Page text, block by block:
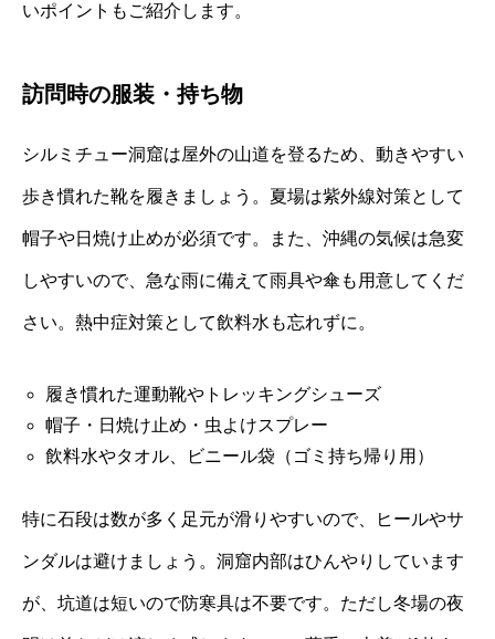
いポイントもご紹介します。
訪問時の服装・持ち物
シルミチュー洞窟は屋外の山道を登るため、動きやすい
歩き慣れた靴を履きましょう。夏場は紫外線対策として
帽子や日焼け止めが必須です。また、沖縄の気候は急変
しやすいので、急な雨に備えて雨具や傘も用意してくだ
さい。熱中症対策として飲料水も忘れずに。
履き慣れた運動靴やトレッキングシューズ
帽子・日焼け止め・虫よけスプレー
飲料水やタオル、ビニール袋（ゴミ持ち帰り用）
特に石段は数が多く足元が滑りやすいので、ヒールやサ
ンダルは避けましょう。洞窟内部はひんやりしています
が、坑道は短いので防寒具は不要です。ただし冬場の夜